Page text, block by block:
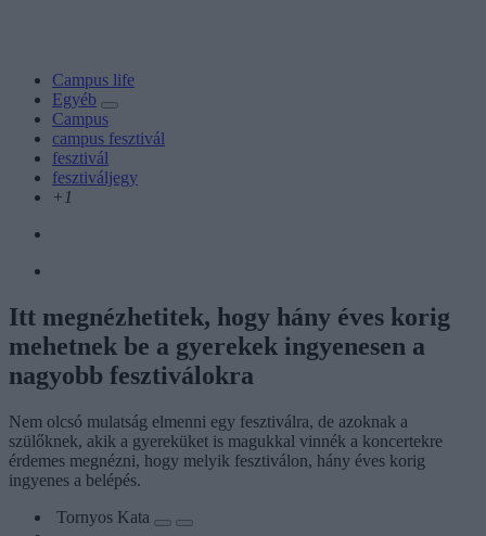
Campus life
Egyéb
Campus
campus fesztivál
fesztivál
fesztiváljegy
+1
Itt megnézhetitek, hogy hány éves korig
mehetnek be a gyerekek ingyenesen a
nagyobb fesztiválokra
Nem olcsó mulatság elmenni egy fesztiválra, de azoknak a
szülőknek, akik a gyereküket is magukkal vinnék a koncertekre
érdemes megnézni, hogy melyik fesztiválon, hány éves korig
ingyenes a belépés.
Tornyos Kata